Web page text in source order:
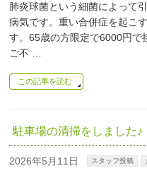
肺炎球菌という細菌によって
病気です。重い合併症を起こ
す。65歳の方限定で6000円で
ご不 …
この記事を読む
駐車場の清掃をしました♪
2026年5月11日 スタッフ投稿